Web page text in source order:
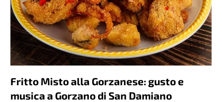
Fritto Misto alla Gorzanese: gusto e
musica a Gorzano di San Damiano